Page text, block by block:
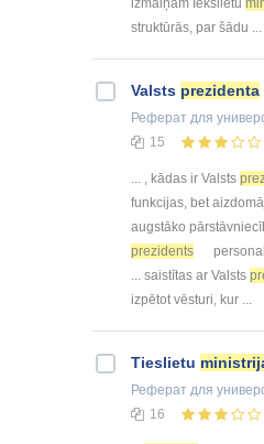
izmaiņām Iekšlietu
struktūrās, par šādu ...
Valsts prezidenta
Реферат для
15
... , kādas ir Valsts
funkcijas, bet
augstāko
prezidents
... saistītas ar Valsts
izpētot vēsturi, kur ...
Tieslietu
Реферат для
16